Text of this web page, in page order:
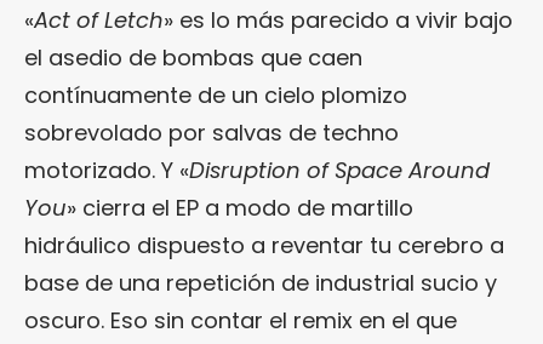
«Act of Letch» es lo más parecido a vivir bajo
el asedio de bombas que caen
contínuamente de un cielo plomizo
sobrevolado por salvas de techno
motorizado. Y «Disruption of Space Around
You» cierra el EP a modo de martillo
hidráulico dispuesto a reventar tu cerebro a
base de una repetición de industrial sucio y
oscuro. Eso sin contar el remix en el que